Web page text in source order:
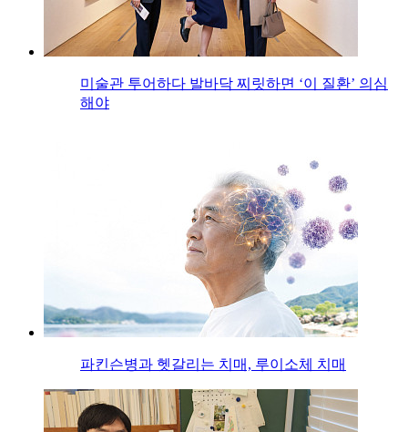
미술관 투어하다 발바닥 찌릿하면 ‘이 질환’ 의심
해야
파킨슨병과 헷갈리는 치매, 루이소체 치매